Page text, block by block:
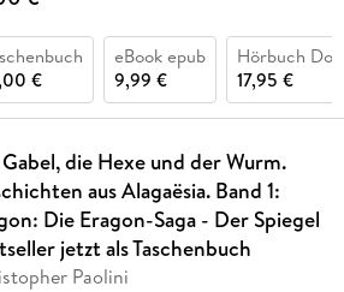
€
eBook epub
9,99 €
Hörbuch
17,95 €
die Hexe und der Wurm.
aus Alagaësia. Band 1:
Die Eragon-Saga - Der Spiegel
jetzt als Taschenbuch
Paolini